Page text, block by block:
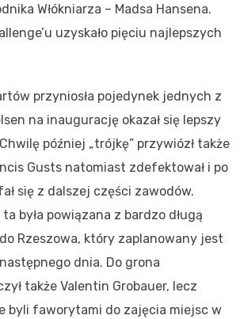
Włókniarza – Madsa Hansena.
uzyskało pięciu najlepszych
przyniosła pojedynek jednych z
na inaugurację okazał się lepszy
później „trójkę” przywiózł także
Gusts natomiast zdefektował i po
się z dalszej części zawodów.
była powiązana z bardzo długą
Rzeszowa, który zaplanowany jest
dnia. Do grona
także Valentin Grobauer, lecz
byli faworytami do zajęcia miejsc w